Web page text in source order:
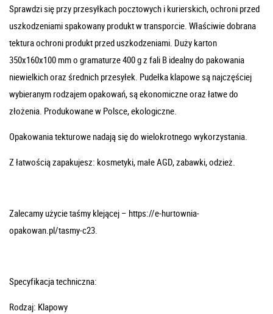
Sprawdzi się przy przesyłkach pocztowych i kurierskich, ochroni przed
uszkodzeniami spakowany produkt w transporcie. Właściwie dobrana
tektura ochroni produkt przed uszkodzeniami. Duży karton
350x160x100 mm o gramaturze 400 g z fali B idealny do pakowania
niewielkich oraz średnich przesyłek. Pudełka klapowe są najczęściej
wybieranym rodzajem opakowań, są ekonomiczne oraz łatwe do
złożenia. Produkowane w Polsce, ekologiczne.
Opakowania tekturowe nadają się do wielokrotnego wykorzystania.
Z łatwością zapakujesz: kosmetyki, małe AGD, zabawki, odzież.
Zalecamy użycie taśmy klejącej – https://e-hurtownia-
opakowan.pl/tasmy-c23.
Specyfikacja techniczna:
Rodzaj: Klapowy